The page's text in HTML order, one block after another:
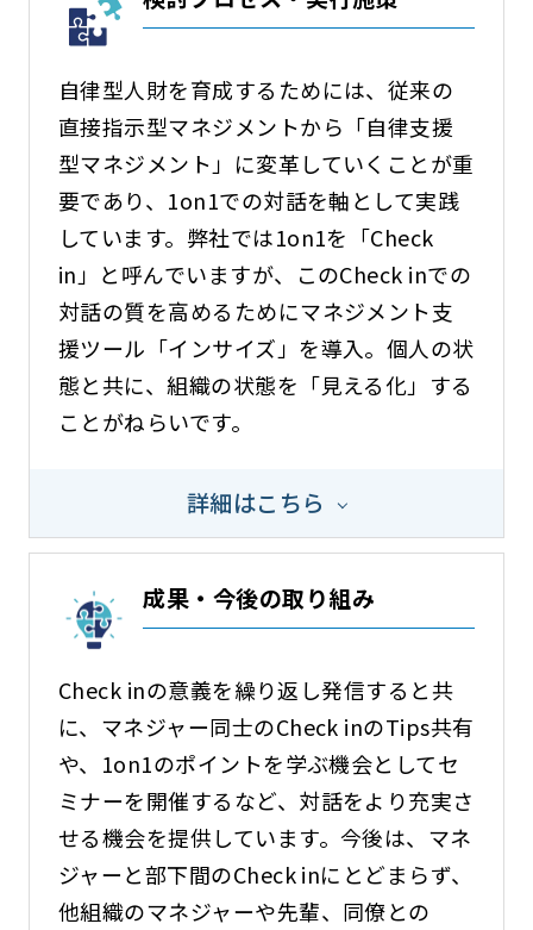
自律型人財を育成するためには、従来の
直接指示型マネジメントから「自律支援
型マネジメント」に変革していくことが重
要であり、1on1での対話を軸として実践
しています。弊社では1on1を「Check
in」と呼んでいますが、このCheck inでの
対話の質を高めるためにマネジメント支
援ツール「インサイズ」を導入。個人の状
態と共に、組織の状態を「見える化」する
ことがねらいです。
詳細はこちら
成果・今後の取り組み
Check inの意義を繰り返し発信すると共
に、マネジャー同士のCheck inのTips共有
や、1on1のポイントを学ぶ機会としてセ
ミナーを開催するなど、対話をより充実さ
せる機会を提供しています。今後は、マネ
ジャーと部下間のCheck inにとどまらず、
他組織のマネジャーや先輩、同僚との